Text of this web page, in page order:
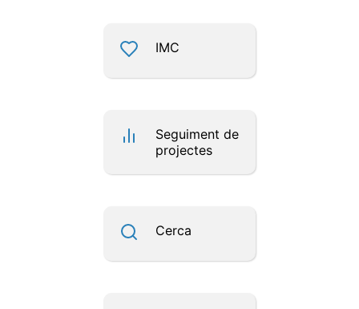
IMC
Seguiment de
projectes
Cerca